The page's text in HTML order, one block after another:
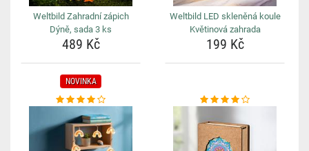
Weltbild Zahradní zápich
Dýně, sada 3 ks
489 Kč
Weltbild LED skleněná koule
Květinová zahrada
199 Kč
NOVINKA